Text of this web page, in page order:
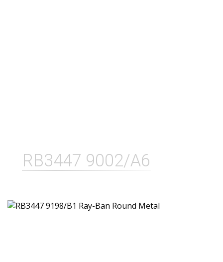
RB3447 9002/A6